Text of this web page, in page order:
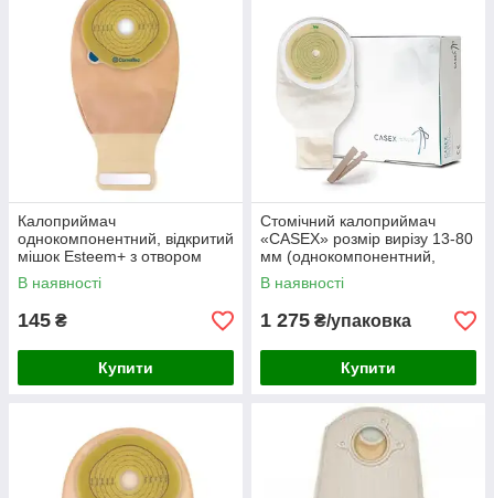
Калоприймач
однокомпонентний, відкритий
мішок Esteem+ з отвором
InvisiClose, непрозорий, 60-
70 mm
В наявності
145 ₴
Купити
Стомічний калоприймач
«CASEX» розмір вирізу 13-80
мм (однокомпонентний,
відкритий, непрозорий, з
екстрактом A
В наявності
1 275 ₴/упаковка
Купити